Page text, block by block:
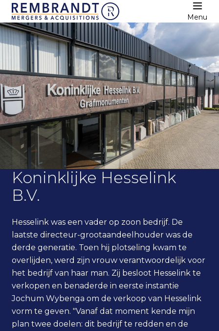
Menu
Koninklijke Hesselink
B.V.
Hesselink was een vader op zoon bedrijf. De
laatste directeur-grootaandeelhouder was de
derde generatie. Toen hij plotseling kwam te
overlijden, werd zijn vrouw verantwoordelijk voor
het bedrijf van haar man. Zij besloot Hesselink te
verkopen en benaderde in eerste instantie
Jochum Wybenga om de verkoop van Hesselink
vorm te geven. "Vanaf dat moment kende mijn
plan twee doelen: dit bedrijf te redden en de